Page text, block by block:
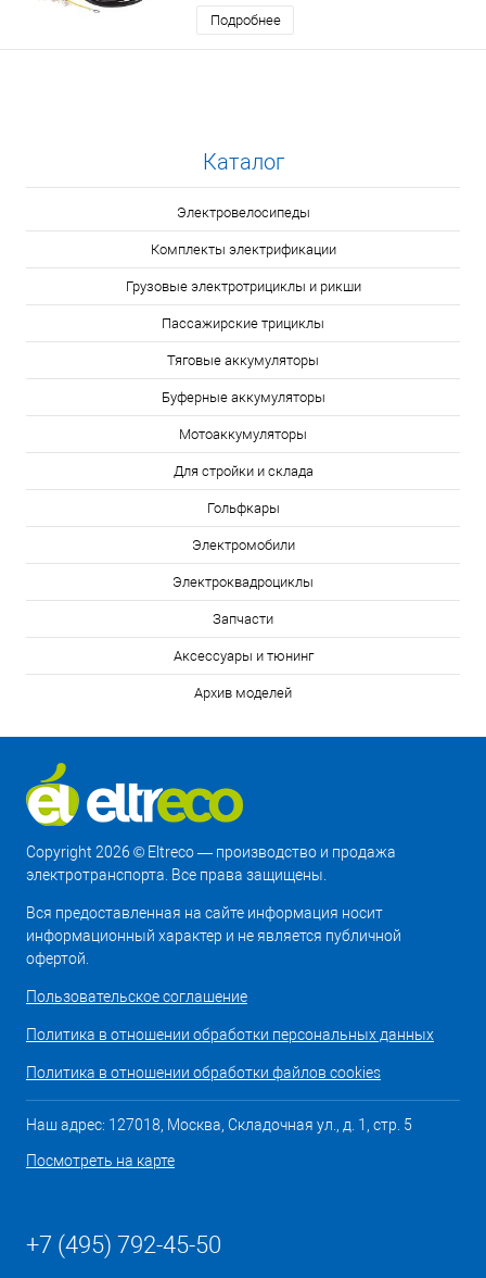
Подробнее
Каталог
Электровелосипеды
Комплекты электрификации
Грузовые электротрициклы и рикши
Пассажирские трициклы
Тяговые аккумуляторы
Буферные аккумуляторы
Мотоаккумуляторы
Для стройки и склада
Гольфкары
Электромобили
Электроквадроциклы
Запчасти
Аксессуары и тюнинг
Архив моделей
Copyright 2026 © Eltreco — производство и продажа
электротранспорта. Все права защищены.
Вся предоставленная на сайте информация носит
информационный характер и не является публичной
офертой.
Пользовательское соглашение
Политика в отношении обработки персональных данных
Политика в отношении обработки файлов cookies
Наш адрес: 127018, Москва, Складочная ул., д. 1, стр. 5
Посмотреть на карте
+7 (495) 792-45-50